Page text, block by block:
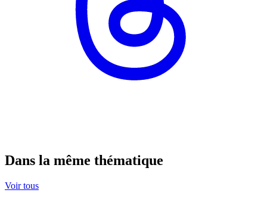
Dans la même thématique
Voir tous